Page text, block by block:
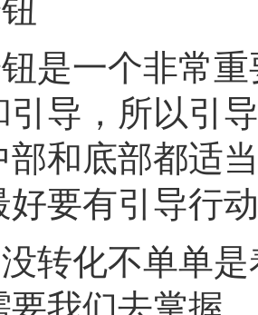
是一个非常
引导，所以引
部和底部都适
好要有引导行
转化不单单